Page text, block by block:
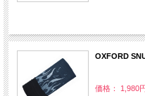
OXFORD
価格： 1,980